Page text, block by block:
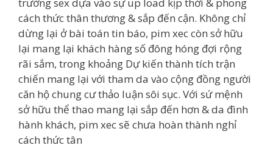
trường sex dựa vào sự up load kịp thời & phong
cách thức thân thương & sắp đến cận. Không chỉ
dừng lại ở bài toán tin báo, pim xec còn sở hữu
lại mang lại khách hàng số đông hóng đợi rộng
rãi sắm, trong khoảng Dự kiến thành tích trận
chiến mang lại với tham da vào cộng đồng người
căn hộ chung cư thảo luận sôi sục. Với sứ mệnh
sở hữu thể thao mang lại sắp đến hơn & da đình
hành khách, pim xec sẽ chưa hoàn thành nghỉ
cách thức tân